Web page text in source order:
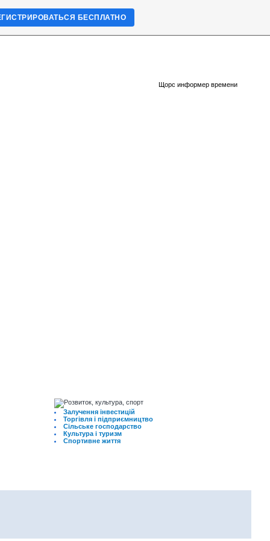
Щорс информер времени
Залучення інвестицій
Торгівля і підприємництво
Сільське господарство
Культура і туризм
Спортивне життя
БЕСПЛАТНО